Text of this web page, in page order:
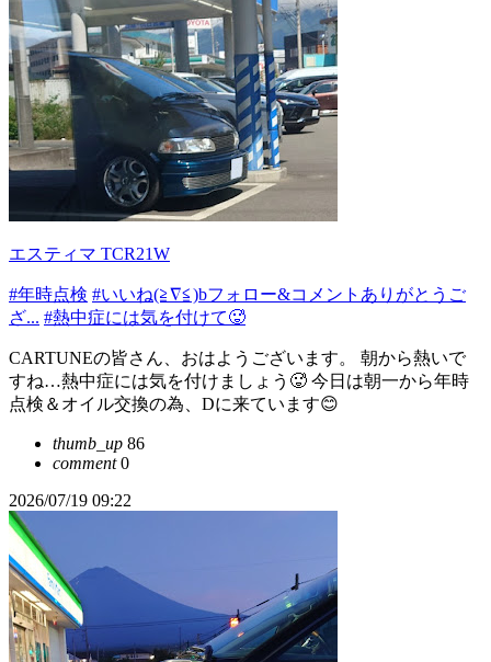
エスティマ TCR21W
#年時点検 #いいね(≧∇≦)bフォロー&コメントありがとうご
ざ... #熱中症には気を付けて🥵
CARTUNEの皆さん、おはようございます。 朝から熱いで
すね…熱中症には気を付けましょう🥵 今日は朝一から年時
点検＆オイル交換の為、Dに来ています😊
thumb_up 86
comment0
2026/07/19 09:22